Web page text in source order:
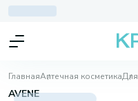
ГлавнаяАптечная косметика
AVENE